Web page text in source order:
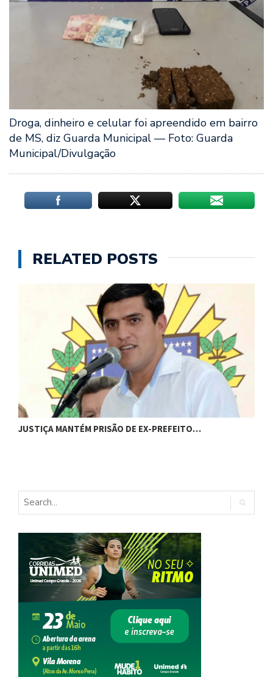
Droga, dinheiro e celular foi apreendido em bairro
de MS, diz Guarda Municipal — Foto: Guarda
Municipal/Divulgação
RELATED POSTS
JUSTIÇA MANTÉM PRISÃO DE EX-PREFEITO…